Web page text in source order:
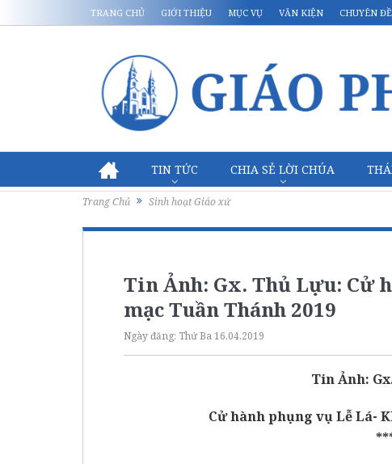
TRANG CHỦ GIỚI THIỆU MỤC VỤ VĂN KIỆN CHUYÊN ĐỀ
TIN TỨC CHIA SẺ LỜI CHÚA
Trang Chủ Sinh hoạt Giáo xứ
Tin Ảnh: Gx. Thủ Lựu: Cử
mạc Tuần Thánh 2019
Ngày đăng: Thứ Ba 16.04.2019
Tin Ảnh:
Cử hành phụng vụ Lễ Lá-